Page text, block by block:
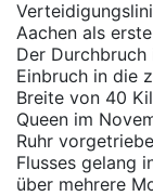
Aachen als
Der Durchbruch
Einbruch in die
Breite von 40
Queen im
Ruhr
Flusses gelang
über mehrere